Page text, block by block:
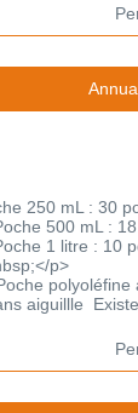
250 mL : 30
500 mL :
1 litre : 10
p>
polyoléfine
aiguillle